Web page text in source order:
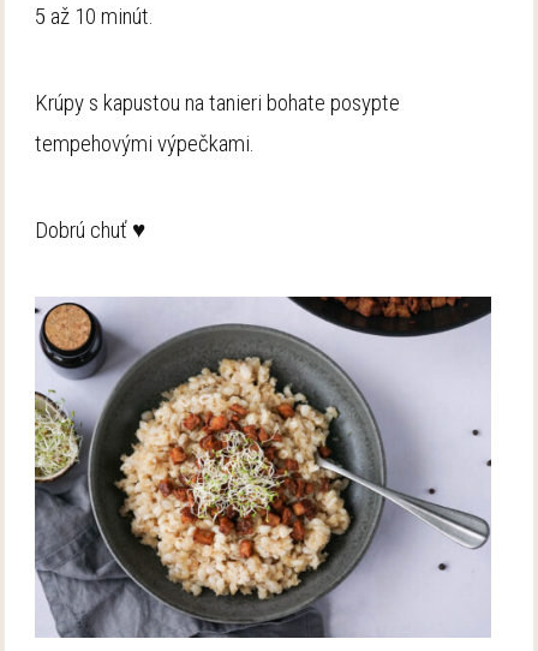
5 až 10 minút.
Krúpy s kapustou na tanieri bohate posypte
tempehovými výpečkami.
Dobrú chuť ♥